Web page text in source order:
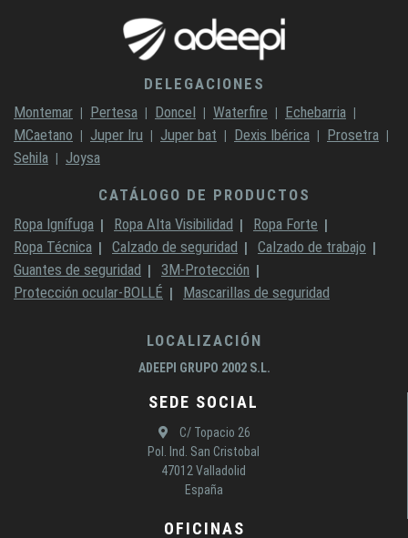
DELEGACIONES
Montemar
Pertesa Doncel Waterfire
Echebarria
MCaetano
Juper Iru Juper bat Dexis Ibérica
Prosetra
Sehila
Joysa
CATÁLOGO DE PRODUCTOS
Ropa Ignífuga
Ropa Alta Visibilidad
Ropa Forte
Ropa Técnica
Calzado de seguridad
Calzado de trabajo
Guantes de seguridad
3M-Protección
Protección ocular-BOLLÉ
Mascarillas de seguridad
LOCALIZACIÓN
ADEEPI GRUPO 2002 S.L.
SEDE SOCIAL
C/ Topacio 26
Pol. Ind. San Cristobal
47012 Valladolid
España
OFICINAS